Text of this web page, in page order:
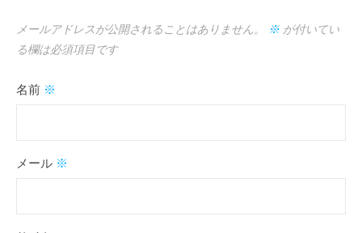
メールアドレスが公開されることはありません。 ※が付いてい
る欄は必須項目です
名前 ※
メール ※